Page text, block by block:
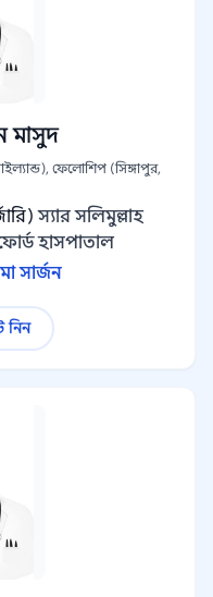
মাসুদ
ফেলোশিপ (সিঙ্গাপুর,
স্যার সলিমুল্লাহ
হাসপাতাল
সার্জন
নিন